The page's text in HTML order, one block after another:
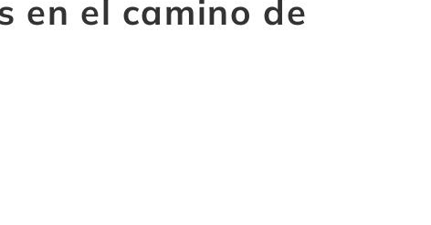
en el camino de